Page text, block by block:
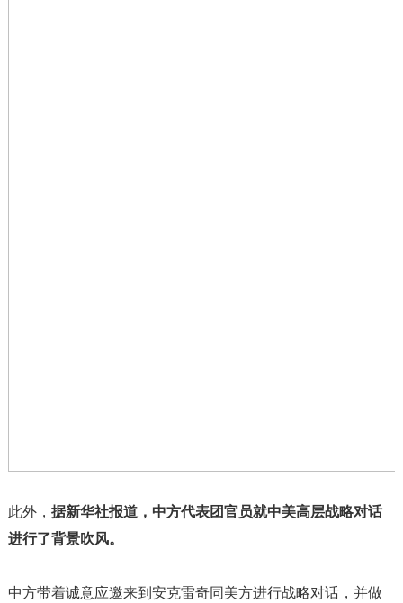
此外， 据新华社报道，中方代表团官员就中美高层战略对话
进行了背景吹风。
中方带着诚意应邀来到安克雷奇同美方进行战略对话，并做